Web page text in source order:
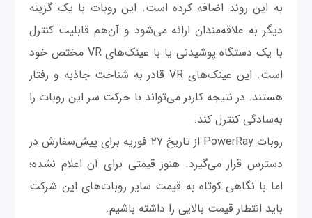
به این روند اضافه کرده است. این روبات با یک گزینه
دیگر به علاقه‌مندان ارائه می‌شود و آن‌هم قابلیت کنترل
با یک دستگاه پوشیدنی یا با عینک‌های VR مختص خود
است. این عینک‌های VR قادر به شناخت جاذبه و رفتار
هستند. در نتیجه کاربر می‌تواند با حرکت سر این روبات را
به‌سادگی کنترل کند.
روبات PowerRay از تاریخ ۲۷ فوریه برای پیش‌سفارش در
دسترس قرار می‌گیرد. هنوز قیمتی برای آن اعلام نشده؛
اما با نگاهی کوتاه به قیمت سایر روبات‌های این شرکت
باید انتظار قیمت بالایی را داشته باشیم.